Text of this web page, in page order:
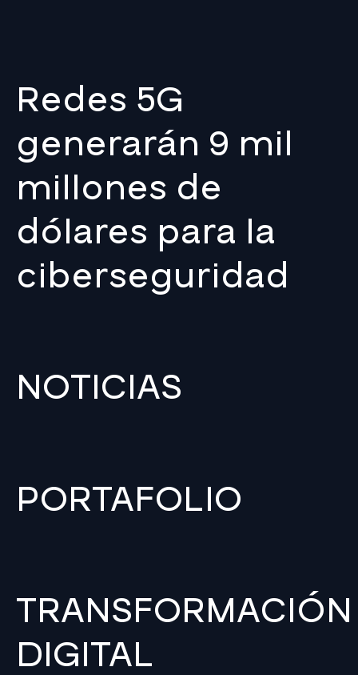
Redes 5G
generarán 9 mil
millones de
dólares para la
ciberseguridad
NOTICIAS
PORTAFOLIO
TRANSFORMACIÓN
DIGITAL